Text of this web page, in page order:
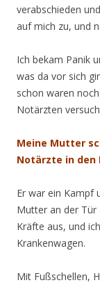
verabschieden
auf mich zu, und
Ich bekam Panik
was da vor sich
schon waren
Notärzten
Meine Mutter
Notärzte in
Er war ein Kampf
Mutter an der Tür
Kräfte aus, und
Krankenwagen.
Mit Fußschellen,